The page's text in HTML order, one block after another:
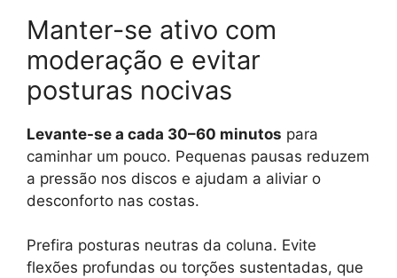
Manter-se ativo com
moderação e evitar
posturas nocivas
Levante-se a cada 30–60 minutos para
caminhar um pouco. Pequenas pausas reduzem
a pressão nos discos e ajudam a aliviar o
desconforto nas costas.
Prefira posturas neutras da coluna. Evite
flexões profundas ou torções sustentadas, que